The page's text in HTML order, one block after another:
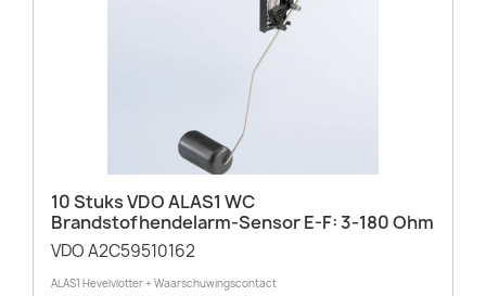
10 Stuks VDO ALAS1 WC
Brandstofhendelarm-Sensor E-F: 3-180 Ohm
VDO A2C59510162
ALAS1 Hevelvlotter + Waarschuwingscontact